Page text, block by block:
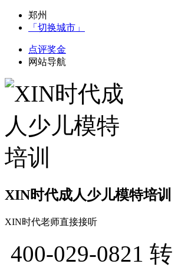
郑州
「切换城市」
点评奖金
网站导航
XIN时代成人少儿模特培训
XIN时代老师直接接听
400-029-0821 转